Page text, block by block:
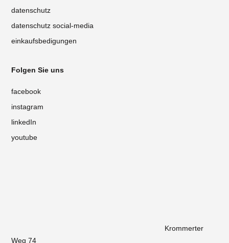
datenschutz
datenschutz social-media
einkaufsbedigungen
Folgen Sie uns
facebook
instagram
linkedIn
youtube
Krommerter
Weg 74